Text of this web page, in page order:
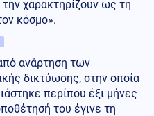
χαρακτηρίζουν ως τη
κόσμο».
ανάρτηση των
δικτύωσης, στην οποία
περίπου έξι μήνες
του έγινε τη